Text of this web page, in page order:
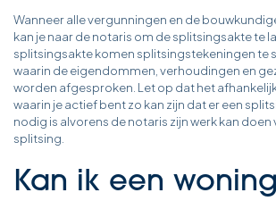
Wanneer alle vergunningen en de
kan je naar de notaris om de splitsingsakte te
splitsingsakte komen splitsingstekeningen te
waarin de eigendommen, verhoudingen en
worden afgesproken. Let op dat het
waarin je actief bent zo kan zijn dat er een
nodig is alvorens de notaris zijn werk kan
splitsing.
Kan ik een woning